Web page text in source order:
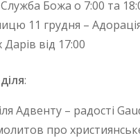
Божа о 7:00 та
11 грудня –
від 17:00
:
Адвенту – радості
про